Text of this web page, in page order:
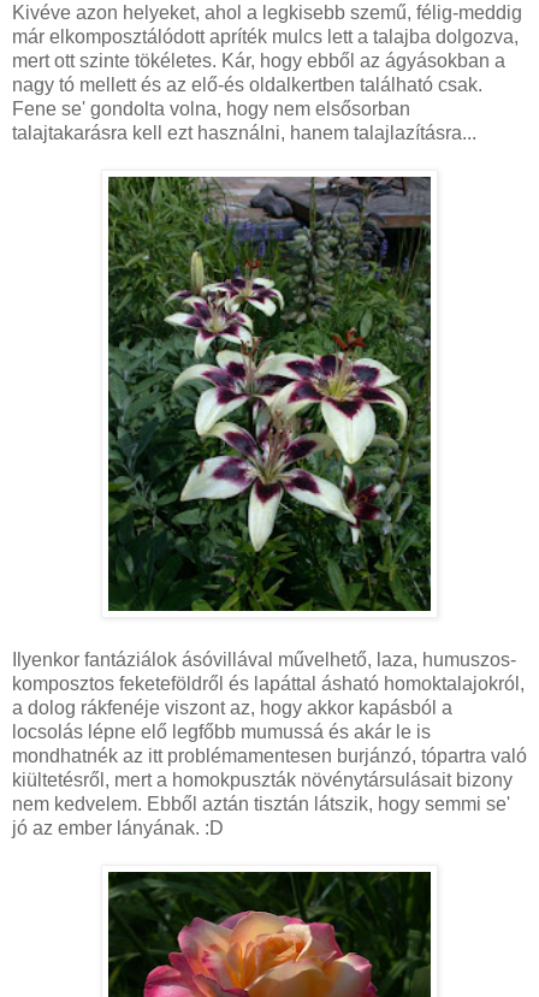
Kivéve azon helyeket, ahol a legkisebb szemű, félig-meddig
már elkomposztálódott apríték mulcs lett a talajba dolgozva,
mert ott szinte tökéletes. Kár, hogy ebből az ágyásokban a
nagy tó mellett és az elő-és oldalkertben található csak.
Fene se' gondolta volna, hogy nem elsősorban
talajtakarásra kell ezt használni, hanem talajlazításra...
Ilyenkor fantáziálok ásóvillával művelhető, laza, humuszos-
komposztos feketeföldről és lapáttal ásható homoktalajokról,
a dolog rákfenéje viszont az, hogy akkor kapásból a
locsolás lépne elő legfőbb mumussá és akár le is
mondhatnék az itt problémamentesen burjánzó, tópartra való
kiültetésről, mert a homokpuszták növénytársulásait bizony
nem kedvelem. Ebből aztán tisztán látszik, hogy semmi se'
jó az ember lányának. :D